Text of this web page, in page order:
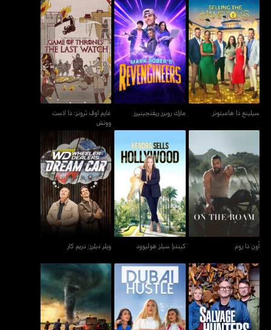
سيلينغ ذا هامبتونز
سيلينغ ذا هامبتونز
مارك روبرز ريفنجينيرز
مارك روبرز ريفنجينيرز
غايم اوف ثرونز: ذا لاست
ووتش
غايم اوف ثرونز: ذا لاست
ووتش
أون ذا روم
أون ذا روم
كيندرا سيلز هوليوود
كيندرا سيلز هوليوود
ويلر ديلرز: دريم كار
ويلر ديلرز: دريم كار
سالفج هانترز دبي هاسل
إن ذا آي أوف ذا ستورم:
تشايسرز